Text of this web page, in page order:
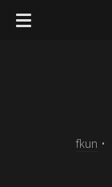
fkun •